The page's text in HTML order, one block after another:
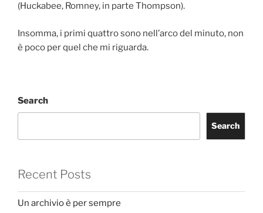
(Huckabee, Romney, in parte Thompson).
Insomma, i primi quattro sono nell’arco del minuto, non
è poco per quel che mi riguarda.
Search
Search
Recent Posts
Un archivio è per sempre